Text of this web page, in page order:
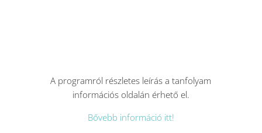
A programról részletes leírás a tanfolyam
információs oldalán érhető el.
Bővebb információ itt!